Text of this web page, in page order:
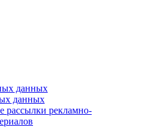
данных
данных
рассылки рекламно-